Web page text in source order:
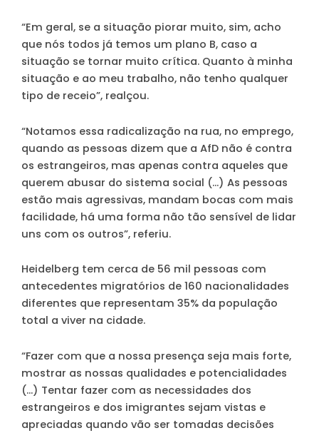
“Em geral, se a situação piorar muito, sim, acho
que nós todos já temos um plano B, caso a
situação se tornar muito crítica. Quanto à minha
situação e ao meu trabalho, não tenho qualquer
tipo de receio”, realçou.
“Notamos essa radicalização na rua, no emprego,
quando as pessoas dizem que a AfD não é contra
os estrangeiros, mas apenas contra aqueles que
querem abusar do sistema social (…) As pessoas
estão mais agressivas, mandam bocas com mais
facilidade, há uma forma não tão sensível de lidar
uns com os outros”, referiu.
Heidelberg tem cerca de 56 mil pessoas com
antecedentes migratórios de 160 nacionalidades
diferentes que representam 35% da população
total a viver na cidade.
“Fazer com que a nossa presença seja mais forte,
mostrar as nossas qualidades e potencialidades
(…) Tentar fazer com as necessidades dos
estrangeiros e dos imigrantes sejam vistas e
apreciadas quando vão ser tomadas decisões